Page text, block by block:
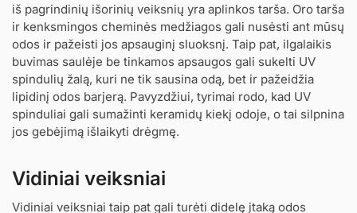
iš pagrindinių išorinių veiksnių yra aplinkos tarša. Oro tarša
ir kenksmingos cheminės medžiagos gali nusėsti ant mūsų
odos ir pažeisti jos apsauginį sluoksnį. Taip pat, ilgalaikis
buvimas saulėje be tinkamos apsaugos gali sukelti UV
spindulių žalą, kuri ne tik sausina odą, bet ir pažeidžia
lipidinį odos barjerą. Pavyzdžiui, tyrimai rodo, kad UV
spinduliai gali sumažinti keramidų kiekį odoje, o tai silpnina
jos gebėjimą išlaikyti drėgmę.
Vidiniai veiksniai
Vidiniai veiksniai taip pat gali turėti didelę įtaką odos